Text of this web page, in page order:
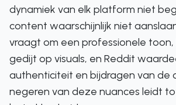
dynamiek van elk platform niet
content waarschijnlijk niet
vraagt om een professionele toon,
gedijt op visuals, en Reddit
authenticiteit en bijdragen van de
negeren van deze nuances leidt